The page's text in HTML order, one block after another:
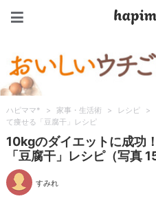
ハピママ* > 家事・生活術 > レシピ >
て痩せる「豆腐干」レシピ
10kgのダイエットに成功
「豆腐干」レシピ（写真
すみれ